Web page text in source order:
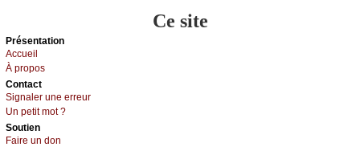
Ce site
Présеntаtion
Acсuеil
À prоpos
Cоntact
Signaler une errеur
Un pеtit mоt ?
Sоutien
Fаirе un dоn